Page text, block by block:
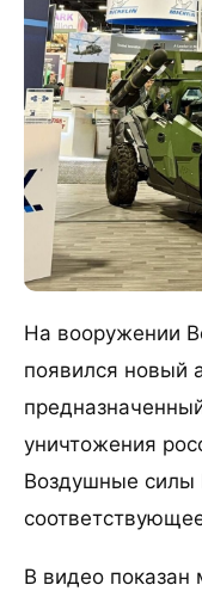
На вооружении
появился новый
уничтожения
Воздушные силы
В видео показан